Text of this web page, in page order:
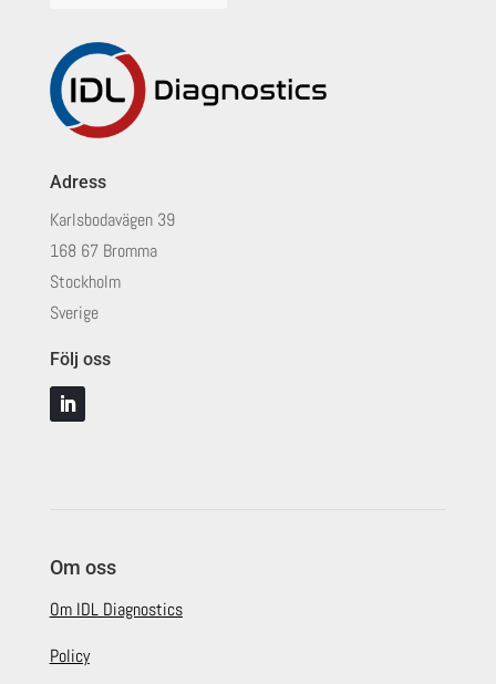
Adress
Karlsbodavägen 39
168 67 Bromma
Stockholm
Sverige
Följ oss
Om oss
Om IDL Diagnostics
Policy